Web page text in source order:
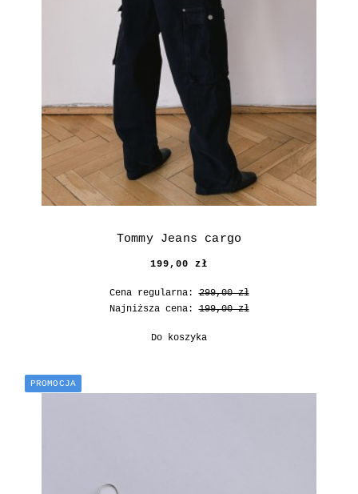
Tommy Jeans cargo
199,00 zł
Cena regularna:299,00 zł
Najniższa cena:199,00 zł
Do koszyka
PROMOCJA